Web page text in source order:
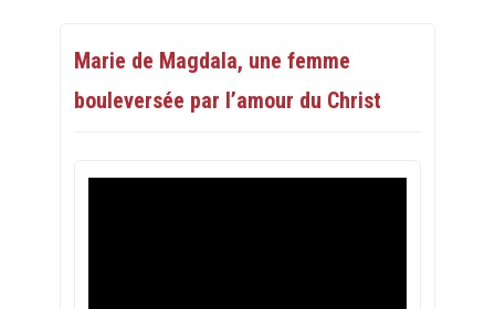
Marie de Magdala, une femme
bouleversée par l’amour du Christ